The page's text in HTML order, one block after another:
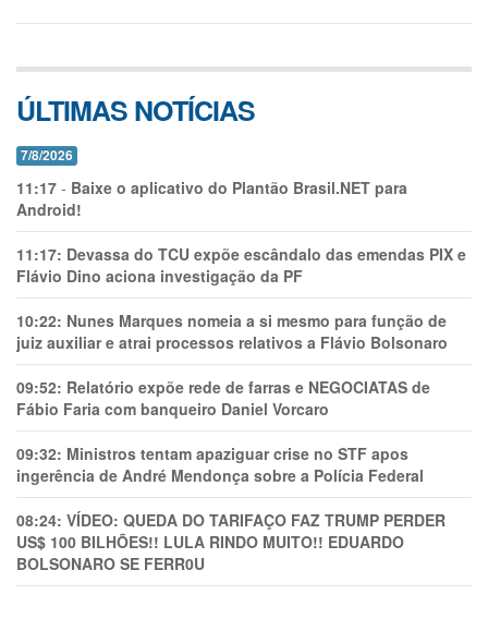
ÚLTIMAS NOTÍCIAS
7/8/2026
11:17 - Baixe o aplicativo do Plantão Brasil.NET para
Android!
11:17: Devassa do TCU expõe escândalo das emendas PIX e
Flávio Dino aciona investigação da PF
10:22: Nunes Marques nomeia a si mesmo para função de
juiz auxiliar e atrai processos relativos a Flávio Bolsonaro
09:52: Relatório expõe rede de farras e NEGOCIATAS de
Fábio Faria com banqueiro Daniel Vorcaro
09:32: Ministros tentam apaziguar crise no STF apos
ingerência de André Mendonça sobre a Polícia Federal
08:24: VÍDEO: QUEDA DO TARIFAÇO FAZ TRUMP PERDER
US$ 100 BILHÕES!! LULA RINDO MUITO!! EDUARDO
BOLSONARO SE FERR0U